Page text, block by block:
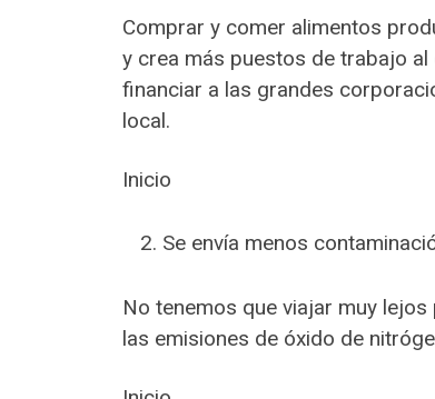
Comprar y comer alimentos
y crea más puestos de trabajo
financiar a las grandes
local.
Inicio
Se envía menos
No tenemos que viajar muy
las emisiones de óxido de